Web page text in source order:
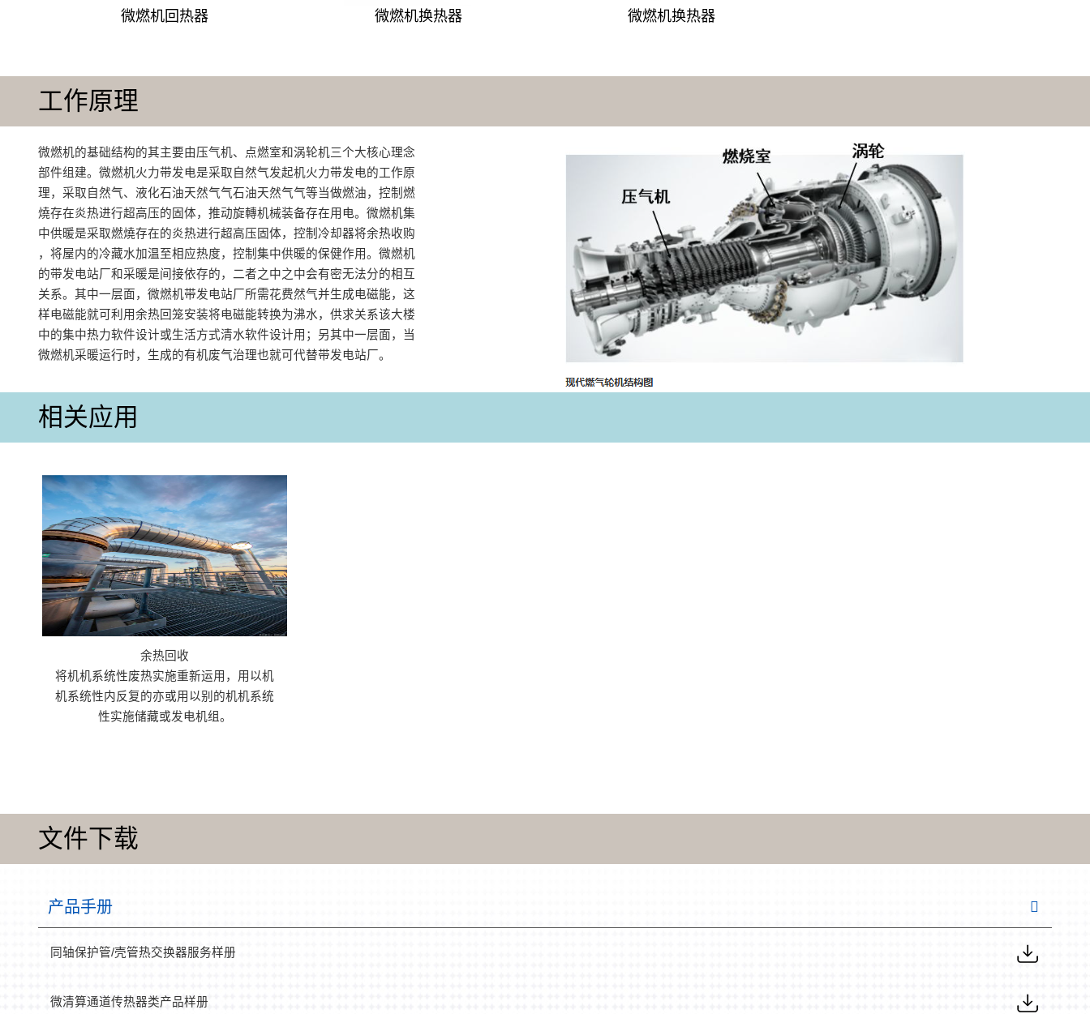
微燃机回热器 微燃机换热器 微燃机换热器
工作原理
微燃机的基础结构的其主要由压气机、点燃室和涡轮机三个大核心理念
部件组建‌。微燃机火力带发电是采取自然气发起机火力带发电的工作原
理，采取自然气、液化石油天然气气石油天然气气等当做燃油，控制燃
燒存在炎热进行超高压的固体，推动旋轉机械装备存在用电。微燃机集
中供暖是采取燃燒存在的炎热进行超高压固体，控制冷却器将余热收购
，将屋内的冷藏水加温至相应热度，控制集中供暖的保健作用。微燃机
的带发电站厂和采暖是间接依存的，二者之中之中会有密无法分的相互
关系。其中一层面，微燃机带发电站厂所需花费然气并生成电磁能，这
样电磁能就可利用余热回笼安装将电磁能转换为沸水，供求关系该大楼
中的集中热力软件设计或生活方式清水软件设计用；另其中一层面，当
微燃机采暖运行时，生成的有机废气治理也就可代替带发电站厂。
相关应用
余热回收
将机机系统性废热实施重新运用，用以机
机系统性内反复的亦或用以别的机机系统
性实施储藏或发电机组。
文件下载
产品手册
同轴保护管/壳管热交换器服务样册
微清算通道传热器类产品样册